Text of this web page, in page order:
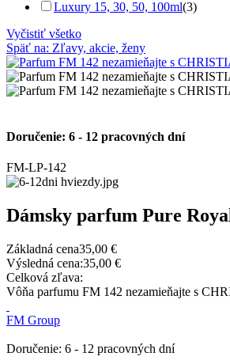
Luxury 15, 30, 50, 100ml(3)
Vyčistiť všetko
Späť na: Zľavy, akcie, ženy
Doručenie: 6 - 12 pracovných dní
FM-LP-142
Dámsky parfum Pure
Základná cena35,00 €
Výsledná cena:35,00 €
Celková zľava:
Vôňa parfumu FM 142 nezamieňajte s
FM Group
Doručenie: 6 - 12 pracovných dní